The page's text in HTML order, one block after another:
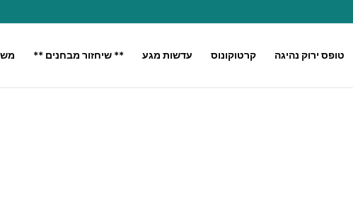
** שיחזור מבחנים ** עדשות מגע קרטוקונוס טופס ירוק נהיגה